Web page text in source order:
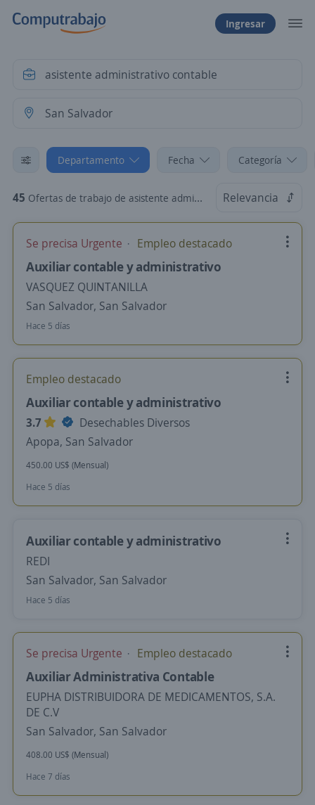
Ingresar
Departamento Fecha Categoría
45 Ofertas de trabajo de asistente administrativo contable en San Salvador Relevancia
Se precisa Urgente Empleo destacado
Auxiliar contable y administrativo
VASQUEZ QUINTANILLA
San Salvador, San Salvador
Hace 5 días
Empleo destacado
Auxiliar contable y administrativo
3.7
Desechables Diversos
Apopa, San Salvador
450.00 US$ (Mensual)
Hace 5 días
Auxiliar contable y administrativo
REDI
San Salvador, San Salvador
Hace 5 días
Se precisa Urgente Empleo destacado
Auxiliar Administrativa Contable
EUPHA DISTRIBUIDORA DE MEDICAMENTOS, S.A.
DE C.V
San Salvador, San Salvador
408.00 US$ (Mensual)
Hace 7 días